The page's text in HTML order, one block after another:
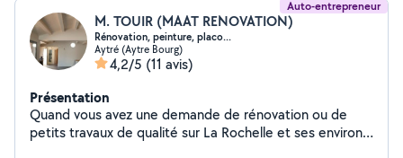
Auto-entrepreneur
M. TOUIR (MAAT RENOVATION)
Rénovation, peinture, placo...
Aytré (Aytre Bourg)
4,2/5 (11 avis)
Présentation
Quand vous avez une demande de rénovation ou de
petits travaux de qualité sur La Rochelle et ses environs,